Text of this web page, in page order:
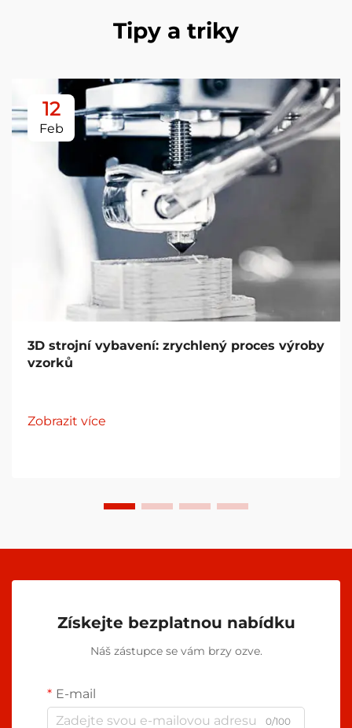
Tipy a triky
12
Feb
3D strojní vybavení: zrychlený proces výroby
vzorků
Zobrazit více
Získejte bezplatnou nabídku
Náš zástupce se vám brzy ozve.
E-mail
0/100